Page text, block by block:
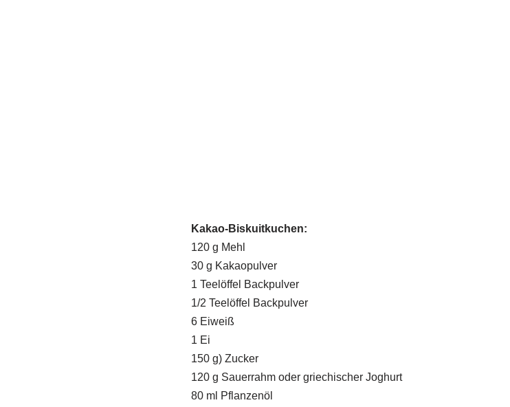
Kakao-Biskuitkuchen:
120 g Mehl
30 g Kakaopulver
1 Teelöffel Backpulver
1/2 Teelöffel Backpulver
6 Eiweiß
1 Ei
150 g) Zucker
120 g Sauerrahm oder griechischer Joghurt
80 ml Pflanzenöl